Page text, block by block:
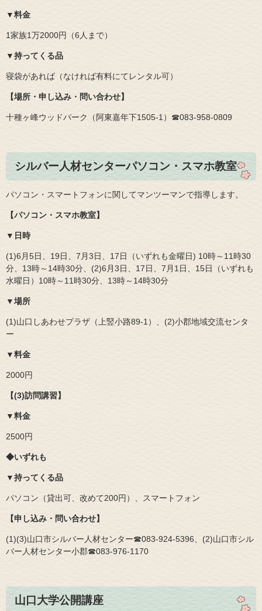
▼料金
1家族1万2000円（6人まで）
▼持ってくる品
寝袋があれば（なければ有料にてレンタル可）
【場所・申し込み・問い合わせ】
十種ヶ峰ウッドパーク（阿東嘉年下1505‐1）☎083‐958‐0809​
シルバー人材センターパソコン・スマホ教室
パソコン・スマートフォンに関してマンツーマンで指導します。
【パソコン・スマホ教室】
▼日時
(1)6月5日、19日、7月3日、17日（いずれも金曜日) 10時～11時30
分、13時～14時30分、(2)6月3日、17日、7月1日、15日（いずれも
水曜日）10時～11時30分、13時～14時30分
▼場所
(1)山口しあわせプラザ（上竪小路89‐1）、(2)小郡地域交流センタ
ー
▼料金
2000円
【(3)訪問講習】
▼料金
2500円
◆いずれも
▼持ってくる品
パソコン（貸出可、改めて200円）、スマートフォン
【申し込み・問い合わせ】
(1)(3)山口市シルバー人材センター☎083‐924‐5396、(2)山口市シル
バー人材センター小郡☎083‐976‐1170​
山口大学公開講座